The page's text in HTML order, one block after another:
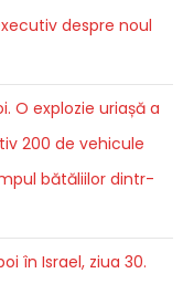
despre noul
O explozie uriașă a
200 de vehicule
bătăliilor dintr-
în Israel, ziua 30.